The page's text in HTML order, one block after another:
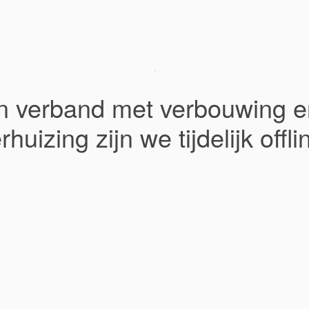
verband met verbouwing
zijn we tijdelijk